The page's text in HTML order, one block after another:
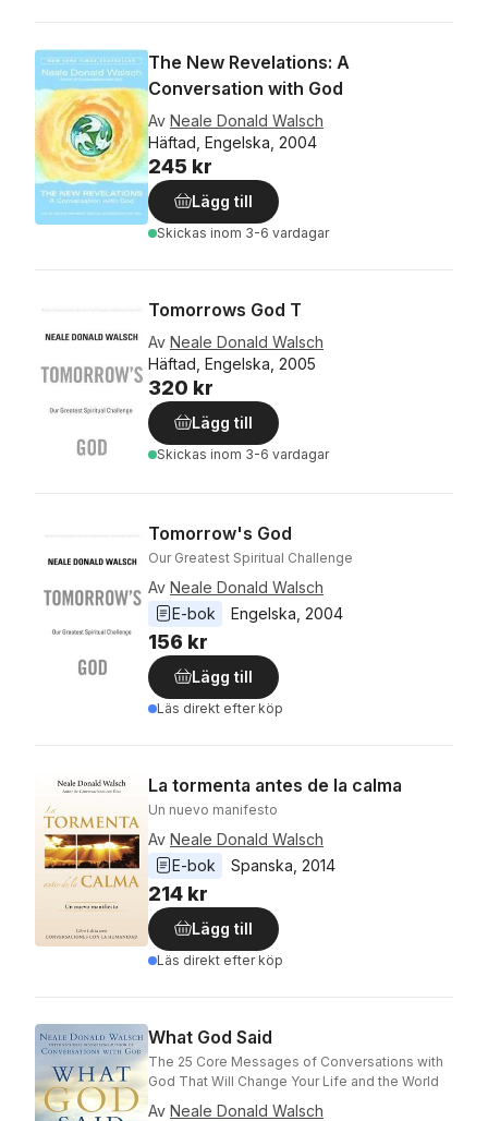
The New Revelations: A
Conversation with God
Av Neale Donald Walsch
Häftad, Engelska, 2004
245 kr
Lägg till
Skickas inom 3-6 vardagar
Tomorrows God T
Av Neale Donald Walsch
Häftad, Engelska, 2005
320 kr
Lägg till
Skickas inom 3-6 vardagar
Tomorrow's God
Our Greatest Spiritual Challenge
Av Neale Donald Walsch
E-bok
Engelska 2004
156 kr
Lägg till
Läs direkt efter köp
La tormenta antes de la calma
Un nuevo manifesto
Av Neale Donald Walsch
E-bok
Spanska 2014
214 kr
Lägg till
Läs direkt efter köp
What God Said
The 25 Core Messages of Conversations with
God That Will Change Your Life and the World
Av Neale Donald Walsch